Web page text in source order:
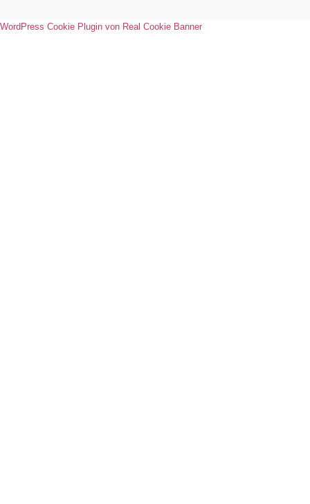
WordPress Cookie Plugin von Real Cookie Banner